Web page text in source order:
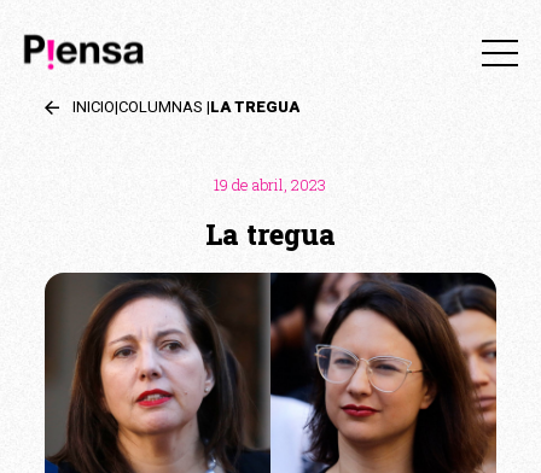
INICIO|COLUMNAS |LA TREGUA
19 de abril, 2023
La tregua